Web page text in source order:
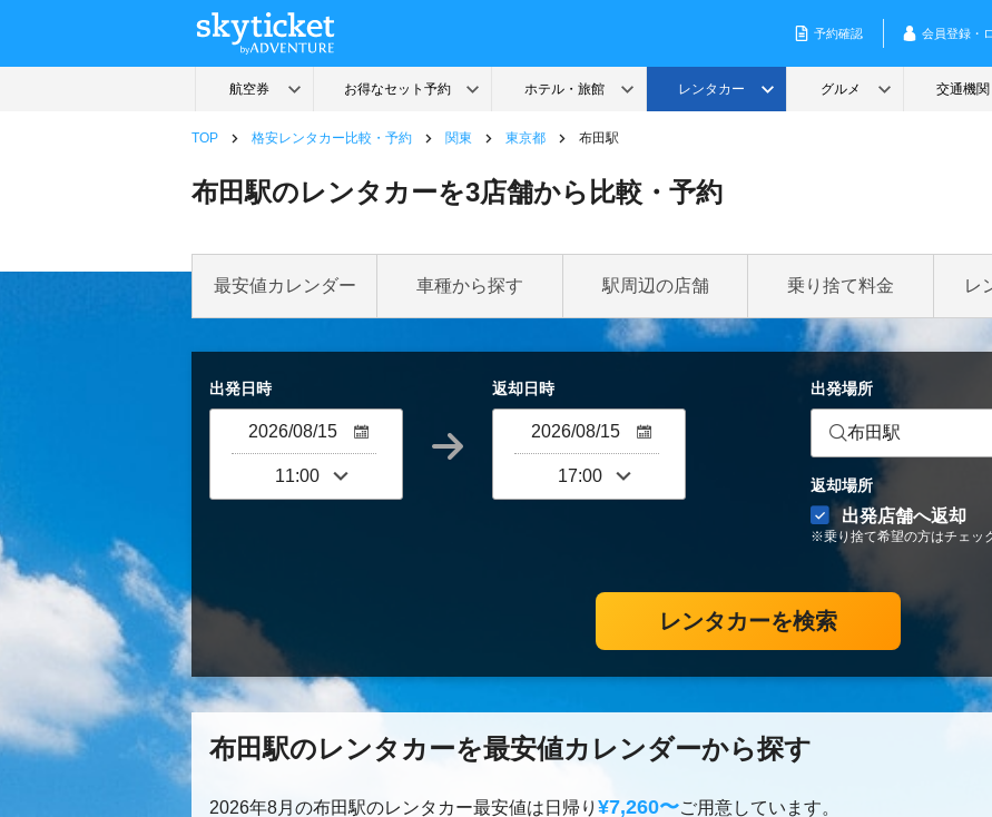
TOP 格安レンタカー比較・予約 関東 東京都 布田駅
布田駅のレンタカーを3店舗から比較・予約
最安値カレンダー 車種から探す 駅周辺の店舗 乗り捨て料金 レ
出発日時 返却日時 出発場所
布田駅
返却場所
出発店舗へ返却
※乗り捨て希望の方はチェッ
レンタカーを検索
布田駅のレンタカーを最安値カレンダーから探す
2026年8月の布田駅のレンタカー最安値は日帰り ¥7,260〜ご用意しています。